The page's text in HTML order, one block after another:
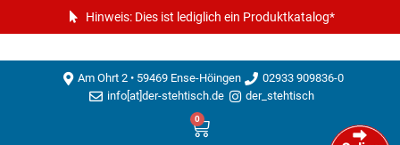
Hinweis: Dies ist lediglich ein Produktkatalog*
Am Ohrt 2 • 59469 Ense-Höingen
02933 909836-0
info[at]der-stehtisch.de
der_stehtisch
0